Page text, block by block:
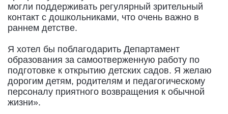
могли поддерживать регулярный зрительный
контакт с дошкольниками, что очень важно в
раннем детстве.
Я хотел бы поблагодарить Департамент
образования за самоотверженную работу по
подготовке к открытию детских садов. Я желаю
дорогим детям, родителям и педагогическому
персоналу приятного возвращения к обычной
жизни».